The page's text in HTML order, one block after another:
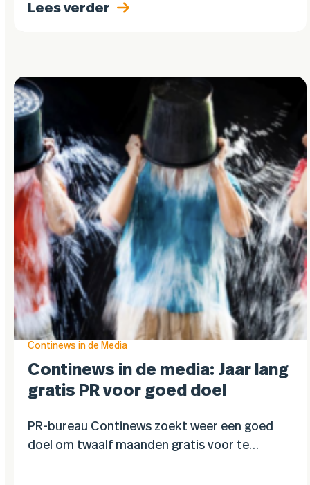
Lees verder
Continews in de Media
Continews in de media: Jaar lang
gratis PR voor goed doel
PR-bureau Continews zoekt weer een goed
doel om twaalf maanden gratis voor te